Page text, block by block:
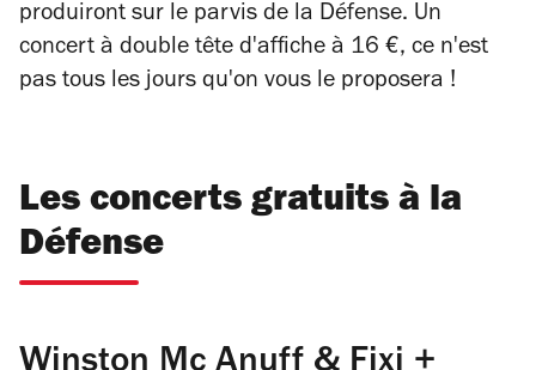
produiront sur le parvis de la Défense. Un
concert à double tête d'affiche à 16 €, ce n'est
pas tous les jours qu'on vous le proposera !
Les concerts gratuits à la
Défense